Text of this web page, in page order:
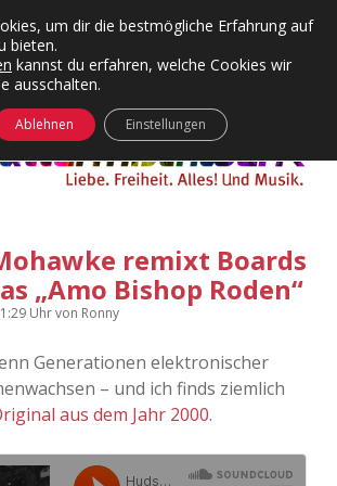
Kategorien
Menü
24 Hours Chilling
Die Wende
KFMW-Disco
kfmw.stuff
Kopfkinomusik
Nur mal so
Täglicher Sinnwahn
KFMW-Disco
Dates
Contact
Adventskalender
Dropdown-
Adventskalender 2010
Adventskalender 2011
Adventskalender 2012
facebook
instagram
rss soundcloud
vimeoBluesky
öffnen
remixt Boards
„Amo Bishop Roden“
Uhrvon Ronny
Generationen elektronischer
– und ich finds ziemlich
aus dem Jahr 2000.
um dir die bestmögliche Erfahrung auf
bieten.
kannst du erfahren, welche Cookies wir
ausschalten.
Ablehnen Einstellungen